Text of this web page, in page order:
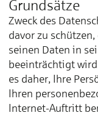
Grundsätze
Zweck des
davor zu
seinen Daten in
beeinträchtigt
es daher, Ihre
Ihren
Internet-Auftritt